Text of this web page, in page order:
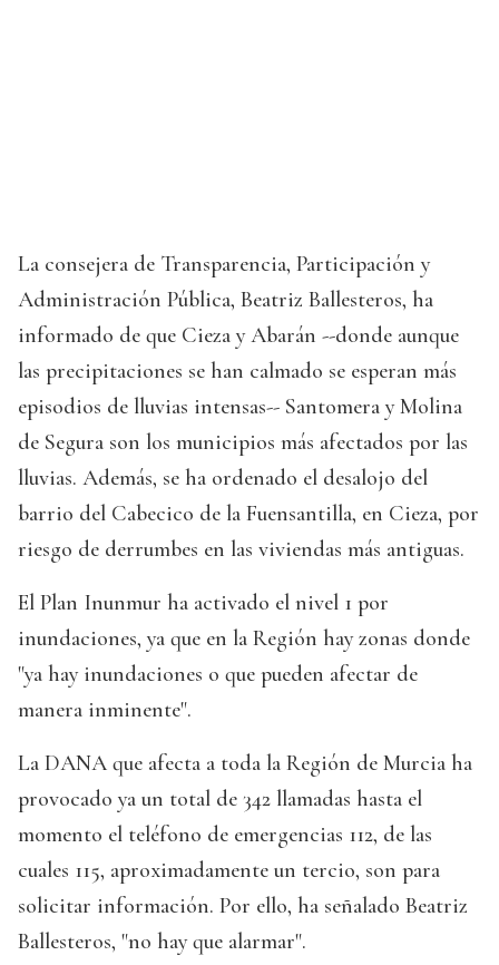
La consejera de Transparencia, Participación y
Administración Pública, Beatriz Ballesteros, ha
informado de que Cieza y Abarán --donde aunque
las precipitaciones se han calmado se esperan más
episodios de lluvias intensas-- Santomera y Molina
de Segura son los municipios más afectados por las
lluvias. Además, se ha ordenado el desalojo del
barrio del Cabecico de la Fuensantilla, en Cieza, por
riesgo de derrumbes en las viviendas más antiguas.
El Plan Inunmur ha activado el nivel 1 por
inundaciones, ya que en la Región hay zonas donde
"ya hay inundaciones o que pueden afectar de
manera inminente".
La DANA que afecta a toda la Región de Murcia ha
provocado ya un total de 342 llamadas hasta el
momento el teléfono de emergencias 112, de las
cuales 115, aproximadamente un tercio, son para
solicitar información. Por ello, ha señalado Beatriz
Ballesteros, "no hay que alarmar".